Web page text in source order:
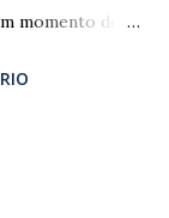
momento de
Mauro
do